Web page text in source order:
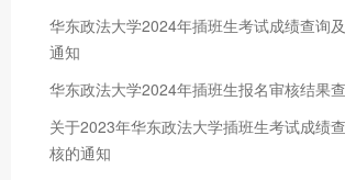
华东政法大学2024年插班生考试成绩查询
通知
华东政法大学2024年插班生报名审核结果
关于2023年华东政法大学插班生考试成绩
核的通知